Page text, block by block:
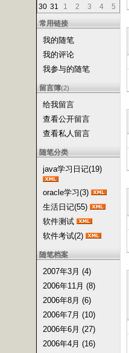
30 31 1 2 3 4
5
常用链接
我的随笔
我的评论
我参与的随笔
留言簿(2)
给我留言
查看公开留言
查看私人留言
随笔分类
java学习日记(19)
oracle学习(3)
生活日记(55)
软件测试
软件考试(2)
随笔档案
2007年3月 (4)
2006年11月 (8)
2006年8月 (6)
2006年7月 (10)
2006年6月 (27)
2006年4月 (16)